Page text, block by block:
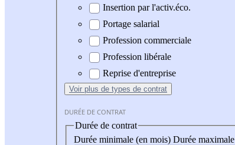
Insertion par l'activ.éco.
Portage salarial
Profession commerciale
Profession libérale
Reprise d'entreprise
Voir plus de types de contrat
DURÉE DE CONTRAT
Durée de contrat
Durée minimale (en mois) Durée